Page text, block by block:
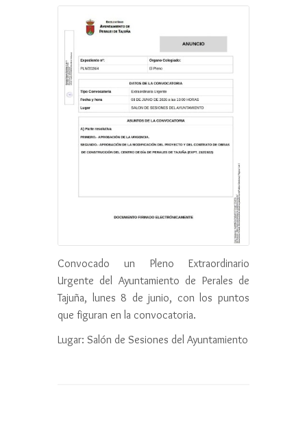
Convocado un Pleno Extraordinario
Urgente del Ayuntamiento de Perales de
Tajuña, lunes 8 de junio, con los puntos
que figuran en la convocatoria.
Lugar: Salón de Sesiones del Ayuntamiento